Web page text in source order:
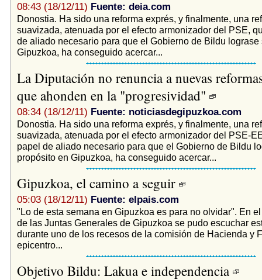
08:43 (18/12/11) Fuente: deia.com
Donostia. Ha sido una reforma exprés, y finalmente, una
suavizada, atenuada por el efecto armonizador del PSE,
de aliado necesario para que el Gobierno de Bildu lograse
Gipuzkoa, ha conseguido acercar...
La Diputación no renuncia a nuevas
que ahonden en la "progresividad"
08:34 (18/12/11) Fuente: noticiasdegipuzkoa.com
Donostia. Ha sido una reforma exprés, y finalmente, una
suavizada, atenuada por el efecto armonizador del PSE-
papel de aliado necesario para que el Gobierno de Bildu
propósito en Gipuzkoa, ha conseguido acercar...
Gipuzkoa, el camino a seguir
05:03 (18/12/11) Fuente: elpais.com
"Lo de esta semana en Gipuzkoa es para no olvidar". En
de las Juntas Generales de Gipuzkoa se pudo escuchar
durante uno de los recesos de la comisión de Hacienda y
epicentro...
Objetivo Bildu: Lakua e independencia